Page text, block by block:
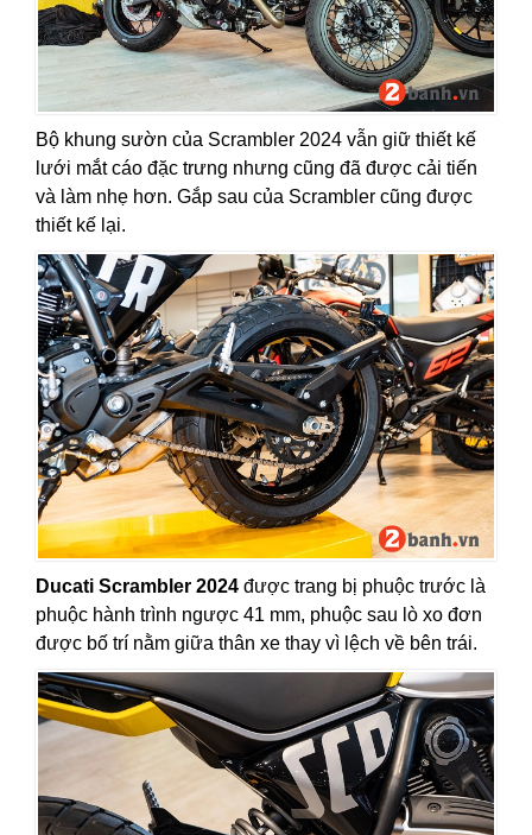
Bộ khung sườn của Scrambler 2024 vẫn giữ thiết kế
lưới mắt cáo đặc trưng nhưng cũng đã được cải tiến
và làm nhẹ hơn. Gắp sau của Scrambler cũng được
thiết kế lại.
Ducati Scrambler 2024 được trang bị phuộc trước là
phuộc hành trình ngược 41 mm, phuộc sau lò xo đơn
được bố trí nằm giữa thân xe thay vì lệch về bên trái.